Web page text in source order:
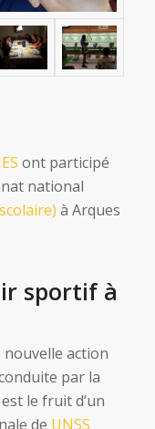
ont participé
national
à Arques
sportif à
action
par la
le fruit d’un
de UNSS